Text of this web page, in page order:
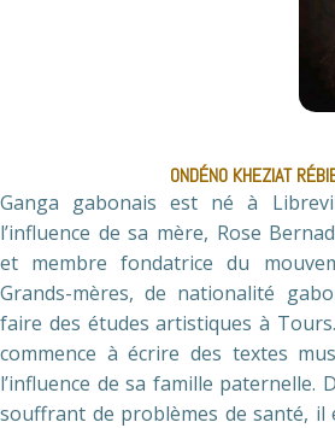
ONDÉNO KHEZIAT
Ganga gabonais est né à
l’influence de sa mère, Rose
et membre fondatrice du
Grands-mères, de nationalité
faire des études artistiques à
commence à écrire des textes
l’influence de sa famille paternelle.
souffrant de problèmes de santé,